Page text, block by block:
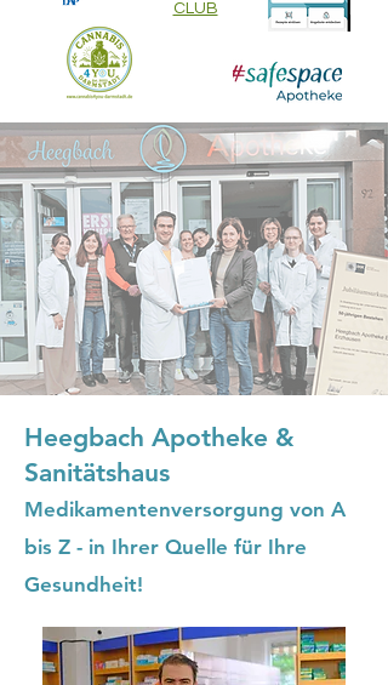
CLUB
Heegbach Apotheke &
Sanitätshaus
Medikamentenversorgung von A
bis Z - in Ihrer Quelle für Ihre
Gesundheit!